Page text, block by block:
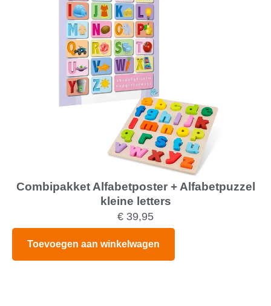
Combipakket Alfabetposter + Alfabetpuzzel
kleine letters
€ 39,95
Toevoegen aan winkelwagen